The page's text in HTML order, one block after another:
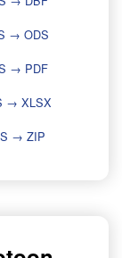
→ ODS
→ PDF
→ XLSX
→ ZIP